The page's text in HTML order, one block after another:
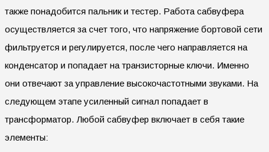
также понадобится пальник и тестер. Работа сабвуфера
осуществляется за счет того, что напряжение бортовой сети
фильтруется и регулируется, после чего направляется на
конденсатор и попадает на транзисторные ключи. Именно
они отвечают за управление высокочастотными звуками. На
следующем этапе усиленный сигнал попадает в
трансформатор. Любой сабвуфер включает в себя такие
элементы: